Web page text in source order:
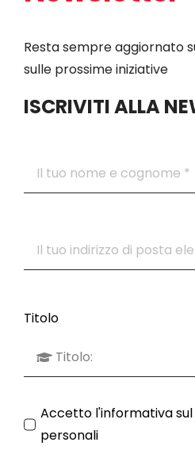
Resta sempre aggiornato
sulle prossime iniziative
ISCRIVITI ALLA
Titolo
Accetto l'informativa
personali